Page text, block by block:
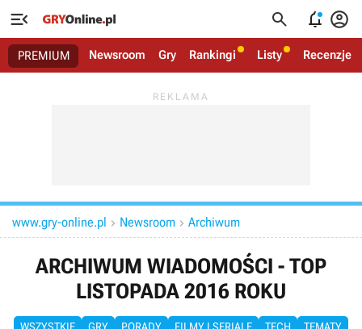
   
PREMIUM Newsroom Gry Rankingi Listy Recenzje
www.gry-online.pl  Newsroom  Archiwum
ARCHIWUM WIADOMOŚCI - TOP
LISTOPADA 2016 ROKU